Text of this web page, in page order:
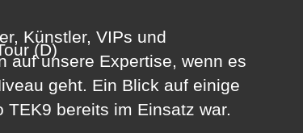
(D)
Künstler, VIPs und
auf unsere Expertise, wenn es
geht. Ein Blick auf einige
bereits im Einsatz war.